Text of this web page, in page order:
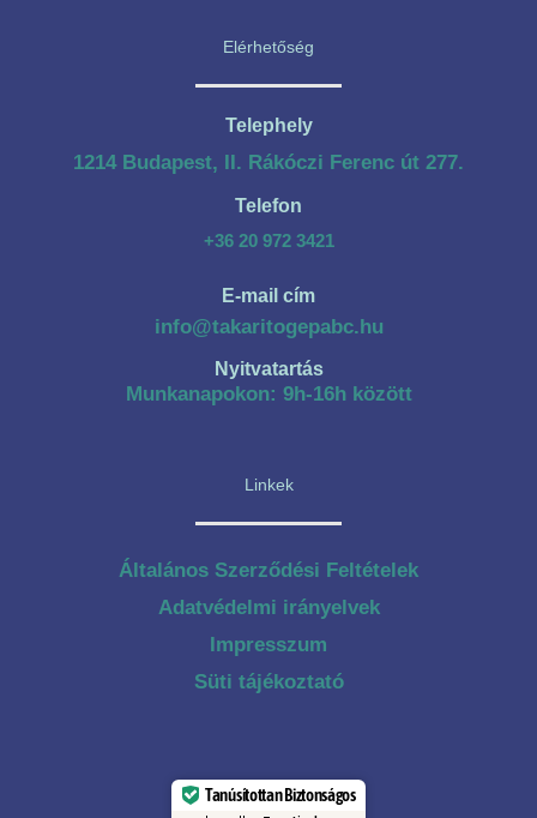
Elérhetőség
Telephely
1214 Budapest, II. Rákóczi Ferenc út 277.
Telefon
+36 20 972 3421
E-mail cím
info@takaritogepabc.hu
Nyitvatartás
Munkanapokon: 9h-16h között
Linkek
Általános Szerződési Feltételek
Adatvédelmi irányelvek
Impresszum
Süti tájékoztató
Tanúsítottan Biztonságos